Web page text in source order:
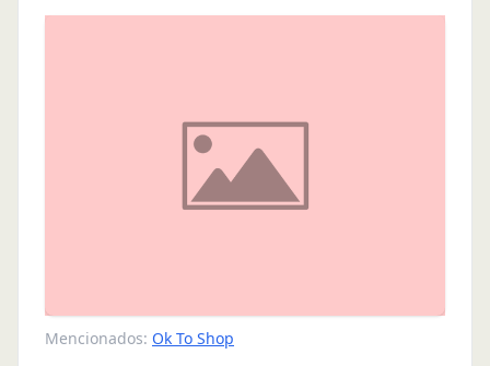
Mencionados: Ok To Shop